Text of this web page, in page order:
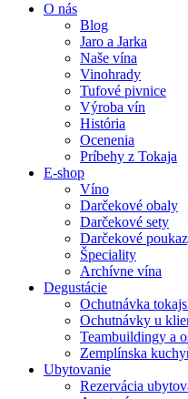
O nás
Blog
Jaro a Jarka
Naše vína
Vinohrady
Tufové pivnice
Výroba vín
História
Ocenenia
Príbehy z Tokaja
E-shop
Víno
Darčekové obaly
Darčekové sety
Darčekové
Špeciality
Archívne vína
Degustácie
Ochutnávka
Ochutnávky u
Teambuildingy a
Zemplínska
Ubytovanie
Rezervácia